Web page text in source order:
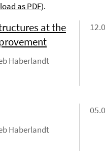
as PDF).
at the
Haberlandt
Haberlandt